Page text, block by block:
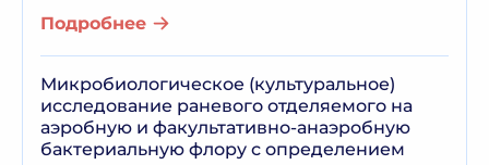
Подробнее
Микробиологическое (культуральное)
исследование раневого отделяемого на
аэробную и факультативно-анаэробную
бактериальную флору с определением